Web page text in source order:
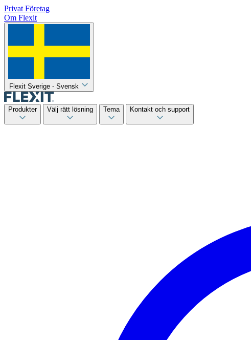
Privat Företag
Om Flexit
Flexit Sverige - Svensk
Produkter Välj rätt lösning Tema Kontakt och support